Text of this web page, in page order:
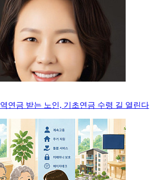
연금 받는 노인, 기초연금 수령 길 열린다